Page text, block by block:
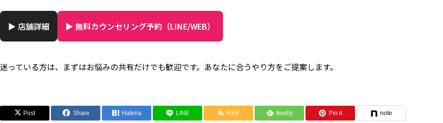
▶ 店舗詳細 ▶ 無料カウンセリング予約（LINE/WEB）
迷っている方は、まずはお悩みの共有だけでも歓迎です。あなたに合うやり方をご提案します。
Post Share Hatena LINE RSS feedly Pin it note